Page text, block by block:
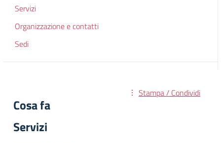
Servizi
Organizzazione e contatti
Sedi
Stampa / Condividi
Cosa fa
Servizi